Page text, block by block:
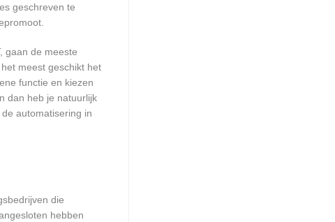
geschreven te
gaan de meeste
meest geschikt het
functie en kiezen
dan heb je natuurlijk
automatisering in
die
hebben